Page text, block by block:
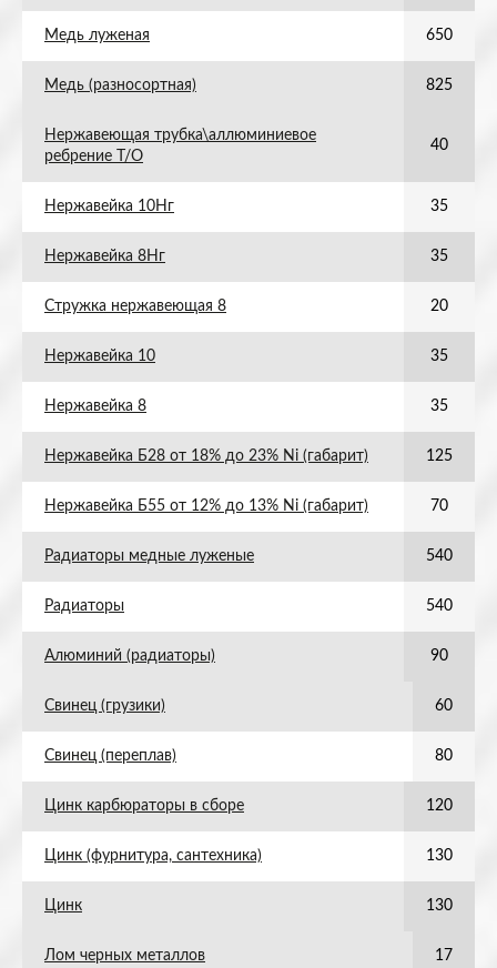
Медь луженая 650
Медь (разносортная) 825
Нержавеющая трубка\аллюминиевое
ребрение Т/О
40
Нержавейка 10Нг 35
Нержавейка 8Нг 35
Стружка нержавеющая 8 20
Нержавейка 10 35
Нержавейка 8 35
Нержавейка Б28 от 18% до 23% Ni (габарит) 125
Нержавейка Б55 от 12% до 13% Ni (габарит) 70
Радиаторы медные луженые 540
Радиаторы 540
Алюминий (радиаторы) 90
Свинец (грузики) 60
Свинец (переплав) 80
Цинк карбюраторы в сборе 120
Цинк (фурнитура, сантехника) 130
Цинк 130
Лом черных металлов 17